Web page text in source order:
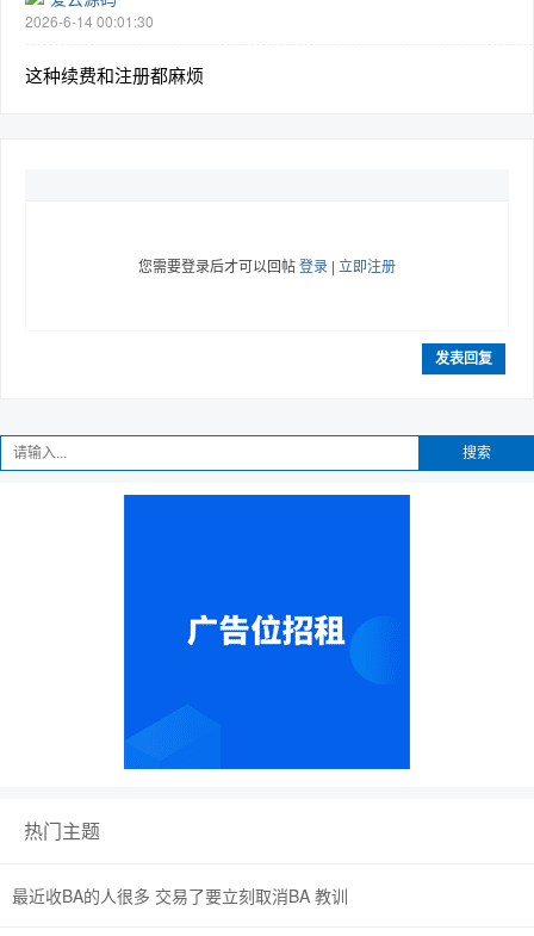
2026-6-14 00:01:30
这种续费和注册都麻烦
您需要登录后才可以回帖登录 | 立即注册
发表回复
搜索
热门主题
最近收BA的人很多 交易了要立刻取消BA 教训